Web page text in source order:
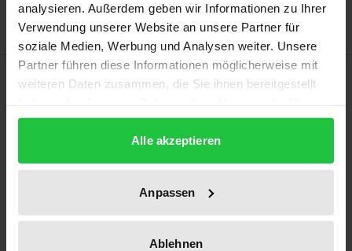
analysieren. Außerdem geben wir Informationen zu Ihrer
Verwendung unserer Website an unsere Partner für
soziale Medien, Werbung und Analysen weiter. Unsere
Partner führen diese Informationen möglicherweise mit
weiteren Daten zusammen, die Sie ihnen bereitgestellt
gesammelt haben.
Alle akzeptieren
Anpassen
Ablehnen
Beschreibung
Die Studie analysiert die Berufswirklichkeit der in
Selbständigkeit tätigen Berufsbetreuer:innen im
Feld der Rechtlichen Betreuung in Deutschland. Der
Fokus der qualitativen Forschungsarbeit liegt auf